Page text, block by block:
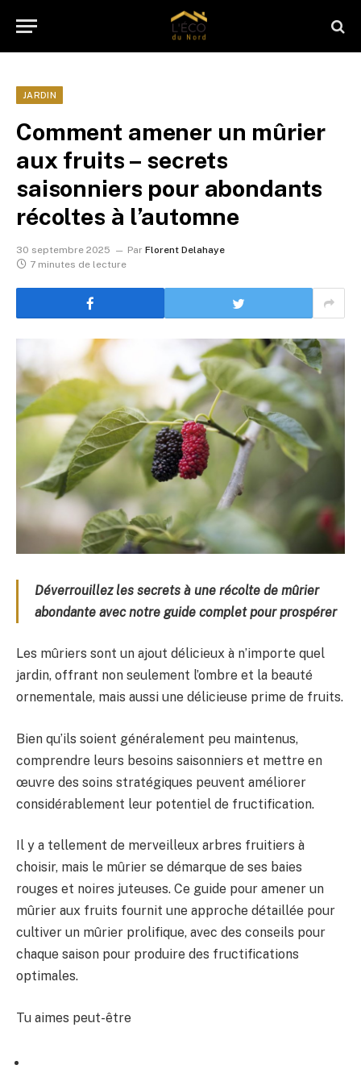
JARDIN
Comment amener un mûrier
aux fruits – secrets
saisonniers pour abondants
récoltes à l’automne
30 septembre 2025 Par Florent Delahaye
7 minutes de lecture
Déverrouillez les secrets à une récolte de mûrier
abondante avec notre guide complet pour prospérer
Les mûriers sont un ajout délicieux à n’importe quel
jardin, offrant non seulement l’ombre et la beauté
ornementale, mais aussi une délicieuse prime de fruits.
Bien qu’ils soient généralement peu maintenus,
comprendre leurs besoins saisonniers et mettre en
œuvre des soins stratégiques peuvent améliorer
considérablement leur potentiel de fructification.
Il y a tellement de merveilleux arbres fruitiers à
choisir, mais le mûrier se démarque de ses baies
rouges et noires juteuses. Ce guide pour amener un
mûrier aux fruits fournit une approche détaillée pour
cultiver un mûrier prolifique, avec des conseils pour
chaque saison pour produire des fructifications
optimales.
Tu aimes peut-être